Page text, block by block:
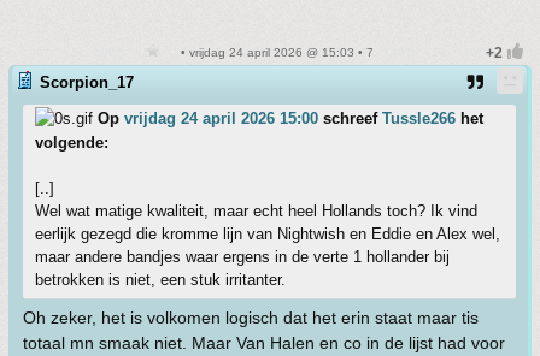
• vrijdag 24 april 2026 @ 15:03 • 7
Scorpion_17
Op vrijdag 24 april 2026 15:00 schreef Tussle266 het
volgende:
[..]
Wel wat matige kwaliteit, maar echt heel Hollands toch? Ik vind
eerlijk gezegd die kromme lijn van Nightwish en Eddie en Alex wel,
maar andere bandjes waar ergens in de verte 1 hollander bij
betrokken is niet, een stuk irritanter.
Oh zeker, het is volkomen logisch dat het erin staat maar tis
totaal mn smaak niet. Maar Van Halen en co in de lijst had voor